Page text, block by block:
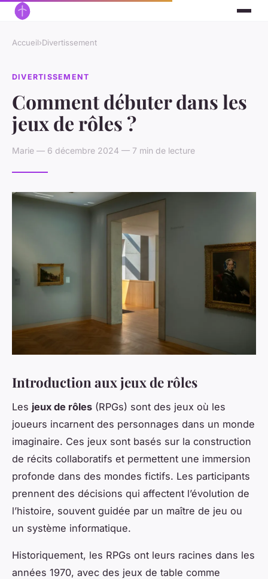
Accueil›Divertissement
DIVERTISSEMENT
Comment débuter dans les
jeux de rôles ?
Marie — 6 décembre 2024 — 7 min de lecture
Introduction aux jeux de rôles
Les jeux de rôles (RPGs) sont des jeux où les
joueurs incarnent des personnages dans un monde
imaginaire. Ces jeux sont basés sur la construction
de récits collaboratifs et permettent une immersion
profonde dans des mondes fictifs. Les participants
prennent des décisions qui affectent l’évolution de
l’histoire, souvent guidée par un maître de jeu ou
un système informatique.
Historiquement, les RPGs ont leurs racines dans les
années 1970, avec des jeux de table comme